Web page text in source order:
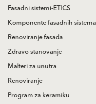
Fasadni sistemi-ETICS
Komponente fasadnih sistema
Renoviranje fasada
Zdravo stanovanje
Malteri za unutra
Renoviranje
Program za keramiku